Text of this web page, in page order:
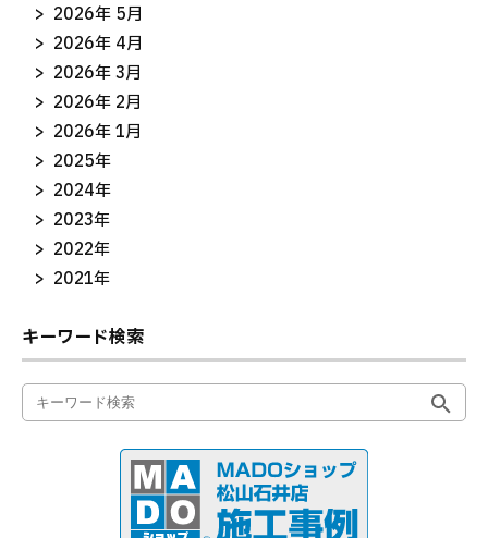
2026年 5月
2026年 4月
2026年 3月
2026年 2月
2026年 1月
2025年
2024年
2023年
2022年
2021年
キーワード検索